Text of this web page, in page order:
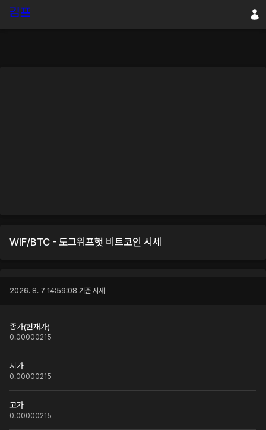
WIF/BTC - 도그위프햇 비트코인 시세
2026. 8. 7 14:59:08 기준 시세
종가(현재가)
0.00000215
시가
0.00000215
고가
0.00000215